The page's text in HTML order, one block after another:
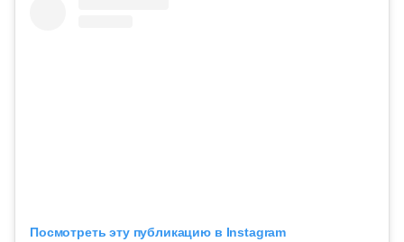
Посмотреть эту публикацию в Instagram